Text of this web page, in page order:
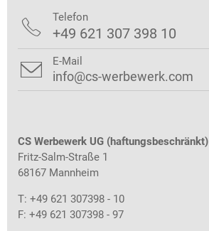
CS Werbewerk UG (haftungsbeschränkt)
Fritz-Salm-Straße 1
68167 Mannheim
T: +49 621 307398 - 10
F: +49 621 307398 - 97
 Telefon
+49 621 307 398 10
 E-Mail
info@cs-werbewerk.com